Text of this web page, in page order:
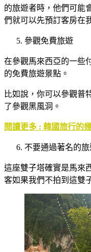
的旅遊者時，他們可能
們就可以先預訂客房在
參觀免費旅遊
在參觀馬來西亞的一些
的免費旅遊景點。
比如說，你可以參觀普
了參觀黑風洞。
閱讀更多 : 韓國旅行的
不要通過著名的
這座雙子塔確實是馬來
客如果我們不拍到這雙